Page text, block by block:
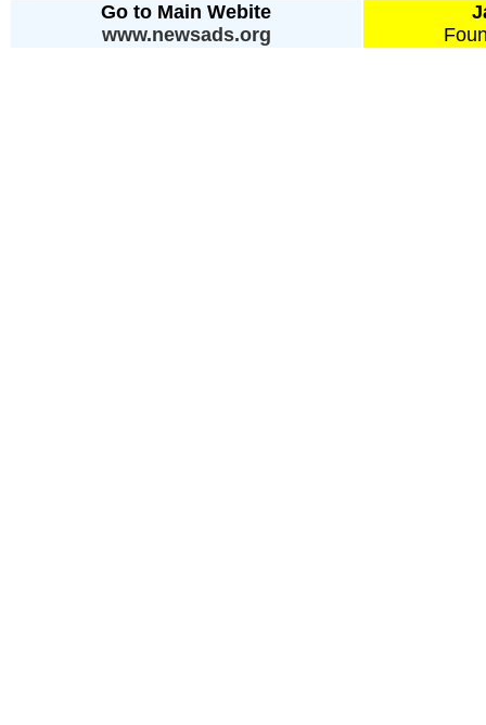
Go to Main Webite
www.newsads.org